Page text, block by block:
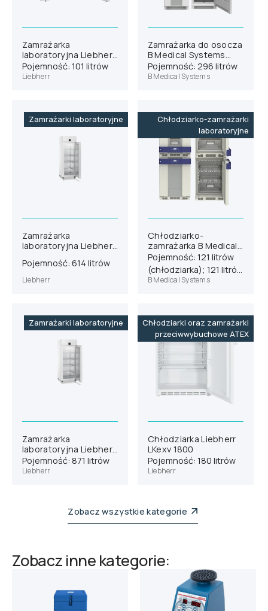
Zamrażarka
laboratoryjna Liebherr
SFTsg 1501 (wersja
740)
Pojemność: 101 litrów
Liebherr
Zamrażarka do osocza
B Medical Systems
F291
Pojemność: 296 litrów
B Medical Systems
Zamrażarki laboratoryjne
Zamrażarka
laboratoryjna Liebherr
Pojemność: 614 litrów
Liebherr
Chłodziarko-zamrażarki
laboratoryjne
Chłodziarko-
zamrażarka B Medical
Systems PF260
Pojemność: 121 litrów
(chłodziarka); 121 litrów
(zamrażarka)
B Medical Systems
Zamrażarki laboratoryjne
Zamrażarka
laboratoryjna Liebherr
SFPvg 8401
Pojemność: 871 litrów
Liebherr
Chłodziarki oraz zamrażarki
przeciwwybuchowe ATEX
Chłodziarka Liebherr
LKexv 1800
Pojemność: 180 litrów
Liebherr
Zobacz wszystkie kategorie
Zobacz inne kategorie: